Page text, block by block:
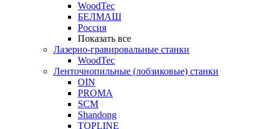
WoodTec
БЕЛМАШ
Россия
Показать все
Лазерно-гравировальные станки
WoodTec
Ленточнопильные (лобзиковые) станки
OIN
PROMA
SCM
Shandong
TOPLINE